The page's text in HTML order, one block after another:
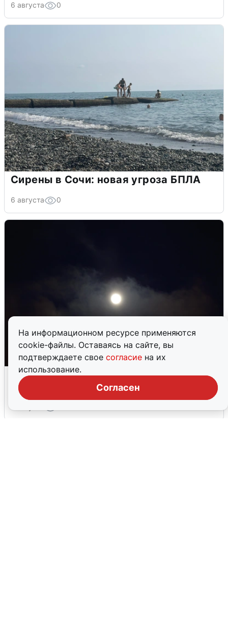
На информационном ресурсе применяются
cookie-файлы. Оставаясь на сайте, вы
подтверждаете свое согласие на их
использование.
Согласен
6 августа 0
Сирены в Сочи: новая угроза БПЛА
6 августа 0
Взрывы в Воронеже после сигнала
тревоги